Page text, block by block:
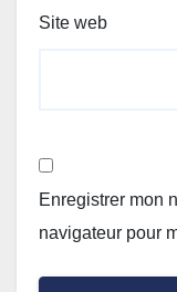
Site web
Enregistrer mon
navigateur pour